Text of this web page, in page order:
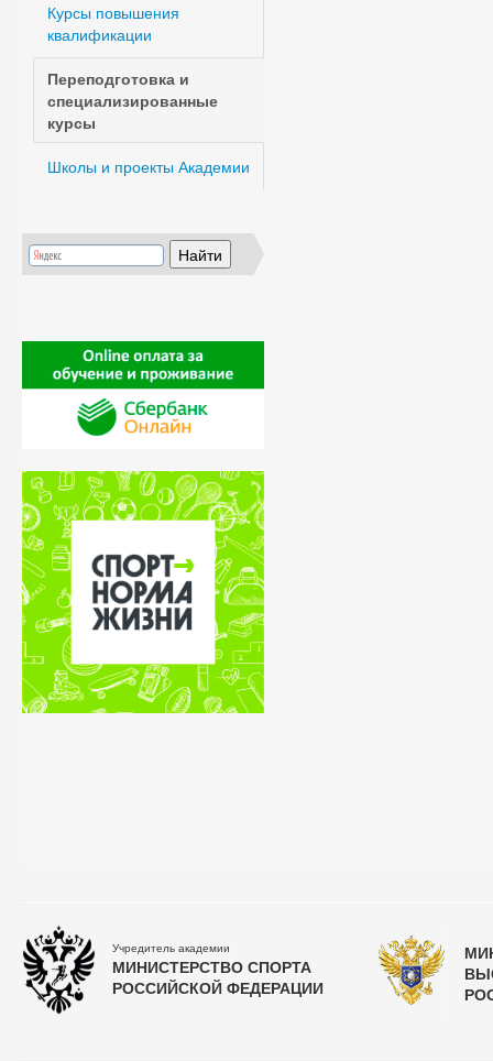
Курсы повышения
квалификации
Переподготовка и
специализированные
курсы
Школы и проекты Академии
Учредитель академии
МИНИСТЕРСТВО СПОРТА
РОССИЙСКОЙ ФЕДЕРАЦИИ